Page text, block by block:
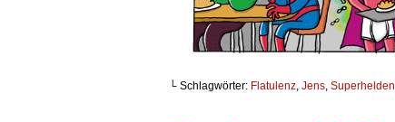
└ Schlagwörter: Flatulenz, Jens, Superhelden